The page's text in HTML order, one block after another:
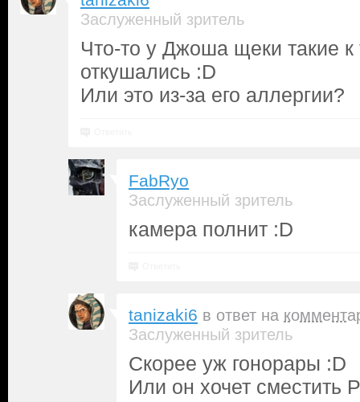
Заслуженный зритель
Что-то у Джоша щеки такие к
откушались :D
Или это из-за его аллергии?
FabRyo
Заслуженный зритель
камера полнит :D
tanizaki6 в ответ на
Заслуженный зритель
Скорее уж гонорары :D
Или он хочет сместить